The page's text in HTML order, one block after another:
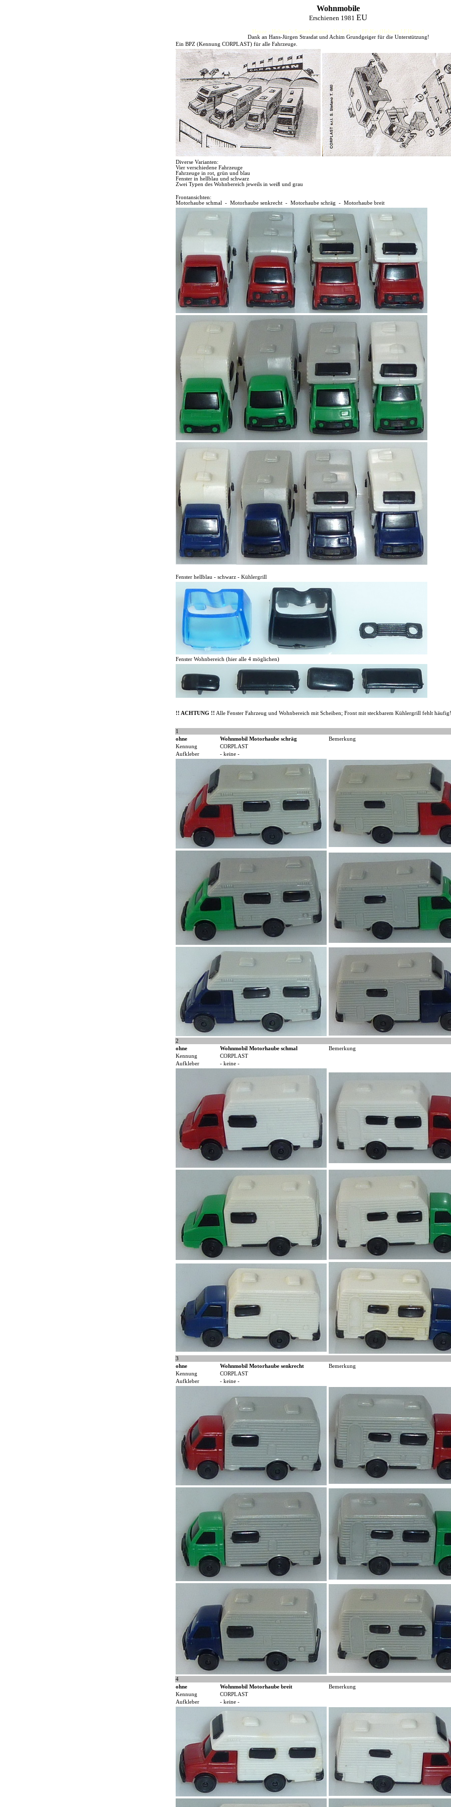
Wohnmobile
Erschienen 1981 EU
Henze - Helmut´s Sammlerseiten - Ue-Ei-Kat - FF-Kat (Helmut J.F.Henze)
Dank an Hans-Jürgen Strasdat und Achim Grundgeiger für die Unterstützung!
Ein BPZ (Kennung CORPLAST) für alle Fahrzeuge.
Diverse Varianten:
Vier verschiedene Fahrzeuge
Fahrzeuge in rot, grün und blau
Fenster in hellblau und schwarz
Zwei Typen des Wohnbereich jeweils in weiß und grau
Frontansichten:
Motorhaube schmal - Motorhaube senkrecht - Motorhaube schräg - Motorhaube breit
Fenster hellblau - schwarz - Kühlergrill
Fenster Wohnbereich (hier alle 4 möglichen)
!! ACHTUNG !! Alle Fenster Fahrzeug und Wohnbereich mit Scheiben; Front mit steckbarem Kühlergrill fehlt
1
ohne
Wohnmobil Motorhaube schräg
Bemerkung
Kennung
CORPLAST
Aufkleber
- keine -
2
ohne
Wohnmobil Motorhaube schmal
Bemerkung
Kennung
CORPLAST
Aufkleber
- keine -
3
ohne
Wohnmobil Motorhaube senkrecht
Bemerkung
Kennung
CORPLAST
Aufkleber
- keine -
4
ohne
Wohnmobil Motorhaube breit
Bemerkung
Kennung
CORPLAST
Aufkleber
- keine -